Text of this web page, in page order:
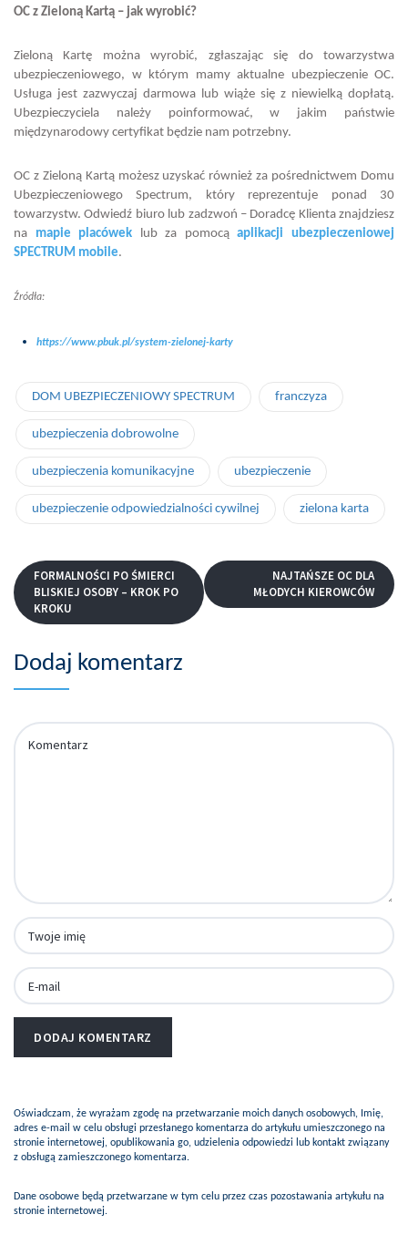
OC z Zieloną Kartą – jak wyrobić?
Zieloną Kartę można wyrobić, zgłaszając się do towarzystwa
ubezpieczeniowego, w którym mamy aktualne ubezpieczenie OC.
Usługa jest zazwyczaj darmowa lub wiąże się z niewielką dopłatą.
Ubezpieczyciela należy poinformować, w jakim państwie
międzynarodowy certyfikat będzie nam potrzebny.
OC z Zieloną Kartą możesz uzyskać również za pośrednictwem Domu
Ubezpieczeniowego Spectrum, który reprezentuje ponad 30
towarzystw. Odwiedź biuro lub zadzwoń – Doradcę Klienta znajdziesz
na mapie placówek lub za pomocąaplikacji ubezpieczeniowej
SPECTRUM mobile.
Źródła:
https://www.pbuk.pl/system-zielonej-karty
DOM UBEZPIECZENIOWY SPECTRUM franczyza
ubezpieczenia dobrowolne
ubezpieczenia komunikacyjne ubezpieczenie
ubezpieczenie odpowiedzialności cywilnej zielona karta
FORMALNOŚCI PO ŚMIERCI
BLISKIEJ OSOBY – KROK PO
KROKU
NAJTAŃSZE OC DLA
MŁODYCH KIEROWCÓW
Dodaj komentarz
Oświadczam, że wyrażam zgodę na przetwarzanie moich danych osobowych, Imię,
adres e-mail w celu obsługi przesłanego komentarza do artykułu umieszczonego na
stronie internetowej, opublikowania go, udzielenia odpowiedzi lub kontakt związany
z obsługą zamieszczonego komentarza.
Dane osobowe będą przetwarzane w tym celu przez czas pozostawania artykułu na
stronie internetowej.